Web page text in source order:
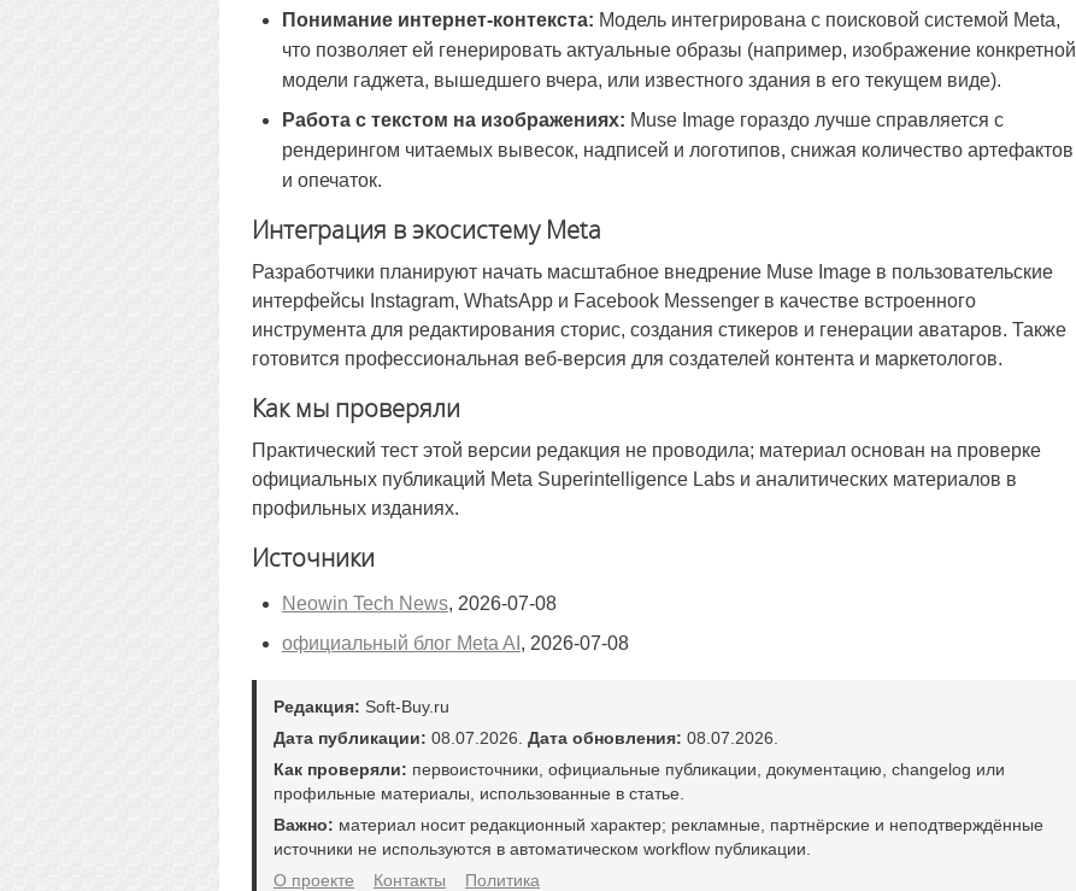
Понимание интернет-контекста: Модель интегрирована с поисковой системой Meta,
что позволяет ей генерировать актуальные образы (например, изображение конкретной
модели гаджета, вышедшего вчера, или известного здания в его текущем виде).
Работа с текстом на изображениях: Muse Image гораздо лучше справляется с
рендерингом читаемых вывесок, надписей и логотипов, снижая количество артефактов
и опечаток.
Интеграция в экосистему Meta
Разработчики планируют начать масштабное внедрение Muse Image в пользовательские
интерфейсы Instagram, WhatsApp и Facebook Messenger в качестве встроенного
инструмента для редактирования сторис, создания стикеров и генерации аватаров. Также
готовится профессиональная веб-версия для создателей контента и маркетологов.
Как мы проверяли
Практический тест этой версии редакция не проводила; материал основан на проверке
официальных публикаций Meta Superintelligence Labs и аналитических материалов в
профильных изданиях.
Источники
Neowin Tech News, 2026-07-08
официальный блог Meta AI , 2026-07-08
Редакция: Soft-Buy.ru
Дата публикации: 08.07.2026. Дата обновления: 08.07.2026.
Как проверяли: первоисточники, официальные публикации, документацию, changelog или
профильные материалы, использованные в статье.
Важно: материал носит редакционный характер; рекламные, партнёрские и неподтверждённые
источники не используются в автоматическом workflow публикации.
О проекте
Контакты Политика